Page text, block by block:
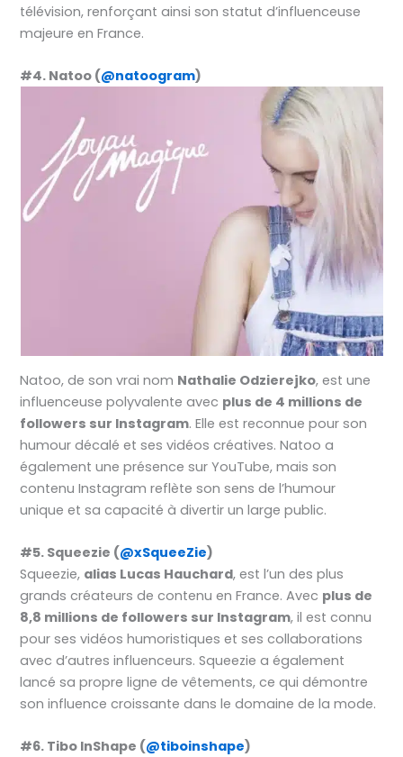
télévision, renforçant ainsi son statut d’influenceuse
majeure en France.
#4. Natoo (@natoogram)
Natoo, de son vrai nom Nathalie Odzierejko, est une
influenceuse polyvalente avec plus de 4 millions de
followers sur Instagram. Elle est reconnue pour son
humour décalé et ses vidéos créatives. Natoo a
également une présence sur YouTube, mais son
contenu Instagram reflète son sens de l’humour
unique et sa capacité à divertir un large public.
#5. Squeezie (@xSqueeZie)
Squeezie, alias Lucas Hauchard, est l’un des plus
grands créateurs de contenu en France. Avec plus de
8,8 millions de followers sur Instagram, il est connu
pour ses vidéos humoristiques et ses collaborations
avec d’autres influenceurs. Squeezie a également
lancé sa propre ligne de vêtements, ce qui démontre
son influence croissante dans le domaine de la mode.
#6. Tibo InShape (@tiboinshape)